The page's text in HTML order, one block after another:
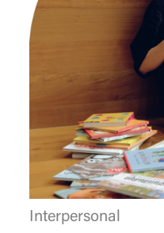
Interpersonal